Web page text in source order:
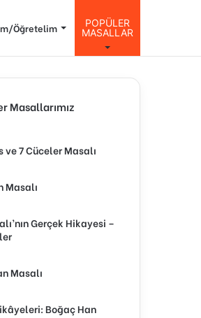
Öğretelim
POPÜLER
MASALLAR
Masallarımız
ve 7 Cüceler Masalı
Masalı
Gerçek Hikayesi –
Masalı
Boğaç Han